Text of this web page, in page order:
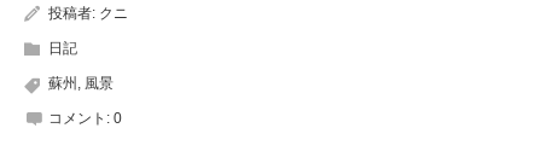
投稿者: クニ
日記
蘇州 , 風景
コメント: 0